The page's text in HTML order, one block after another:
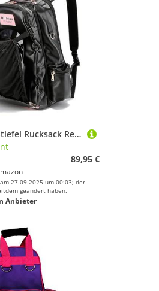
Sport Tent Stiefel Rucksack Reitsport Reitstiefel Rucksack mit Helmfach Reitstiefeltasche Mehrere Fächer Reiten Ausrüstung Reittasche Kinder Kombitasche Daypacks Schwarz+Rosa
89,95 €
27.09.2025 um 00:03; der
geändert haben.
Anbieter